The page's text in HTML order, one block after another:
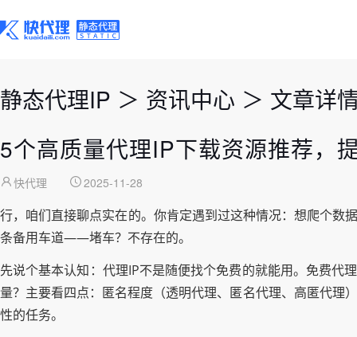
静态代理IP ＞ 资讯中心 ＞ 文章详
5个高质量代理IP下载资源推荐，
快代理 2025-11-28
行，咱们直接聊点实在的。你肯定遇到过这种情况：想爬个数
条备用车道——堵车？不存在的。
先说个基本认知：代理IP不是随便找个免费的就能用。免费代
量？主要看四点：匿名程度（透明代理、匿名代理、高匿代理
性的任务。